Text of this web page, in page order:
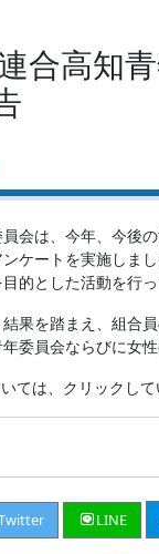
合高知
会は、今年、今後
ケートを実施しま
的とした活動を行っ
果を踏まえ、組合
委員会ならびに女
ては、クリックして
LINE